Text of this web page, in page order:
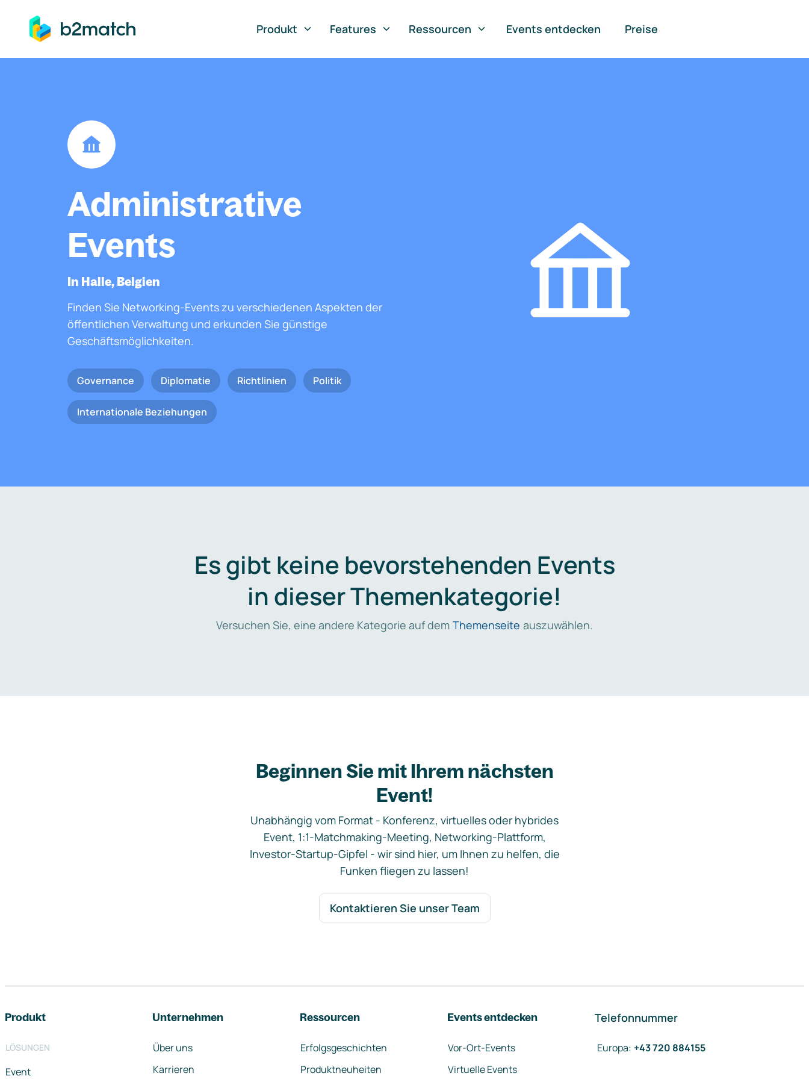
springen
Produkt
Features Ressourcen Events entdecken Preise
Administrative
Events
In Halle, Belgien
Finden Sie Networking-Events zu verschiedenen Aspekten der
öffentlichen Verwaltung und erkunden Sie günstige
Geschäftsmöglichkeiten.
Governance Diplomatie Richtlinien Politik
Internationale Beziehungen
Es gibt keine bevorstehenden Events
in dieser Themenkategorie!
Versuchen Sie, eine andere Kategorie auf dem Themenseite auszuwählen.
Beginnen Sie mit Ihrem nächsten
Event!
Unabhängig vom Format - Konferenz, virtuelles oder hybrides
Event, 1:1-Matchmaking-Meeting, Networking-Plattform,
Investor-Startup-Gipfel - wir sind hier, um Ihnen zu helfen, die
Funken fliegen zu lassen!
Kontaktieren Sie unser Team
Produkt
LÖSUNGEN
Event
Unternehmen
Über uns
Karrieren
Ressourcen
Erfolgsgeschichten
Produktneuheiten
Events entdecken
Vor-Ort-Events
Virtuelle Events
Telefonnummer
Europa: +43 720 884155